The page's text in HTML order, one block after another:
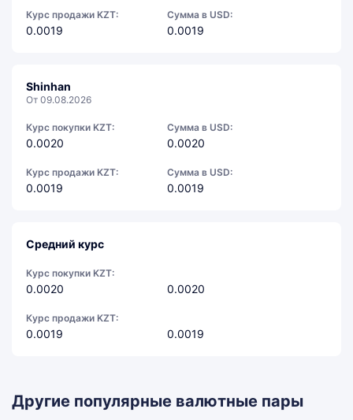
Курс продажи KZT:
0.0019
Сумма в USD:
0.0019
Shinhan
От 09.08.2026
Курс покупки KZT:
0.0020
Сумма в USD:
0.0020
Курс продажи KZT:
0.0019
Сумма в USD:
0.0019
Средний курс
Курс покупки KZT:
0.0020 0.0020
Курс продажи KZT:
0.0019 0.0019
Другие популярные валютные пары